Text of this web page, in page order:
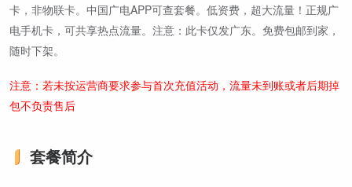
卡，非物联卡。中国广电APP可查套餐。低资费，超大流量！正规广
电手机卡，可共享热点流量。注意：此卡仅发广东。免费包邮到家，
随时下架。
注意：若未按运营商要求参与首次充值活动，流量未到账或者后期掉
包不负责售后
套餐简介